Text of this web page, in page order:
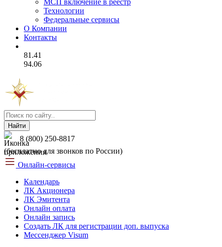
МСП включение в реестр
Технологии
Федеральные сервисы
О Компании
Контакты
81.41
94.06
Найти
8 (800) 250-8817
(бесплатно для звонков по России)
Онлайн-сервисы
Календарь
ЛК Акционера
ЛК Эмитента
Онлайн оплата
Онлайн запись
Создать ЛК для регистрации доп. выпуска
Мессенджер Visum